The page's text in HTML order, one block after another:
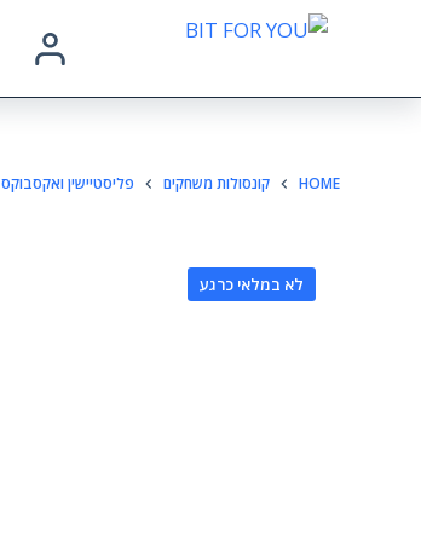
HOME קונסולות משחקים פליסטיישין ואקסבוקס
לא במלאי כרגע